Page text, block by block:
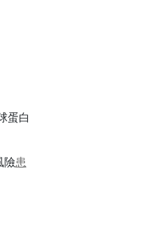
蛋白
險患